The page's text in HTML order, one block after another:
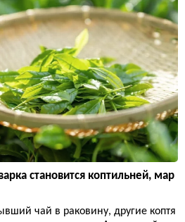
становится коптильней, мар
чай в раковину, другие коптя